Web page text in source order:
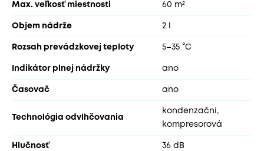
Max. veľkosť miestnosti 60 m²
Objem nádrže 2 l
Rozsah prevádzkovej teploty 5–35 °C
Indikátor plnej nádržky ano
Časovač ano
Technológia odvlhčovania
kondenzační,
kompresorová
Hlučnosť 36 dB